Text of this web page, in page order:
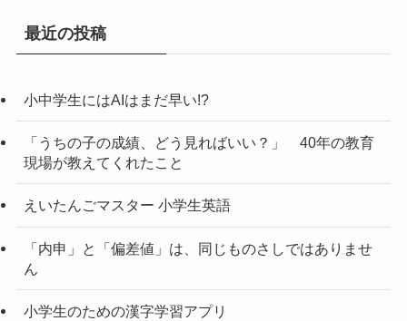
最近の投稿
小中学生にはAIはまだ早い!?
「うちの子の成績、どう見ればいい？」 40年の教育
現場が教えてくれたこと
えいたんごマスター 小学生英語
「内申」と「偏差値」は、同じものさしではありませ
ん
小学生のための漢字学習アプリ